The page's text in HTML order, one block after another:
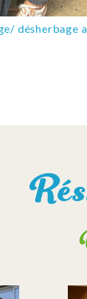
désherbage